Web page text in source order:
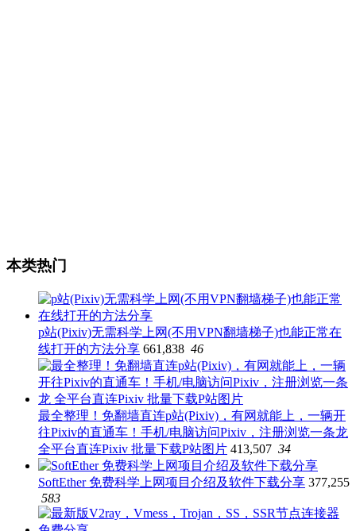
本类热门
p站(Pixiv)无需科学上网(不用VPN翻墙梯子)也能正常在
线打开的方法分享 661,838 46
最全整理！免翻墙直连p站(Pixiv)，有网就能上，一辆开
往Pixiv的直通车！手机/电脑访问Pixiv，注册浏览一条龙
全平台直连Pixiv 批量下载P站图片 413,507 34
SoftEther 免费科学上网项目介绍及软件下载分享 377,255
583